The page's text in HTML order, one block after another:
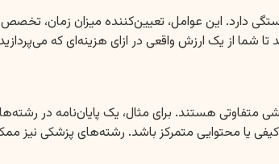
دارد. این عوامل، تعیین‌کننده میزان زمان،
شما از یک ارزش واقعی در ازای هزینه‌ای که
هستند. برای مثال، یک پایان‌نامه در
یا محتوایی متمرکز باشد. رشته‌های پزشکی نیز